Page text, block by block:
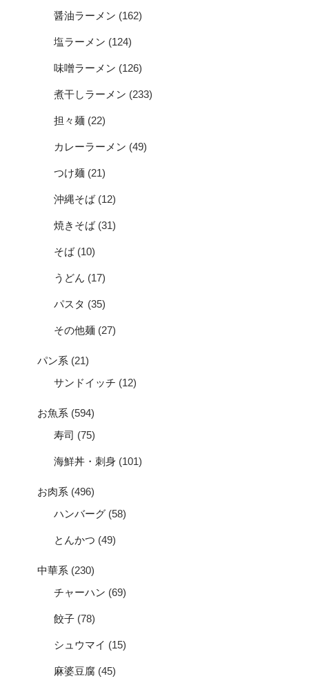
醤油ラーメン (162)
塩ラーメン (124)
味噌ラーメン (126)
煮干しラーメン (233)
担々麺 (22)
カレーラーメン (49)
つけ麺 (21)
沖縄そば(12)
焼きそば(31)
そば(10)
うどん (17)
パスタ (35)
その他麺 (27)
パン系 (21)
サンドイッチ (12)
お魚系 (594)
寿司 (75)
海鮮丼・刺身 (101)
お肉系 (496)
ハンバーグ (58)
とんかつ (49)
中華系 (230)
チャーハン (69)
餃子 (78)
シュウマイ (15)
麻婆豆腐 (45)